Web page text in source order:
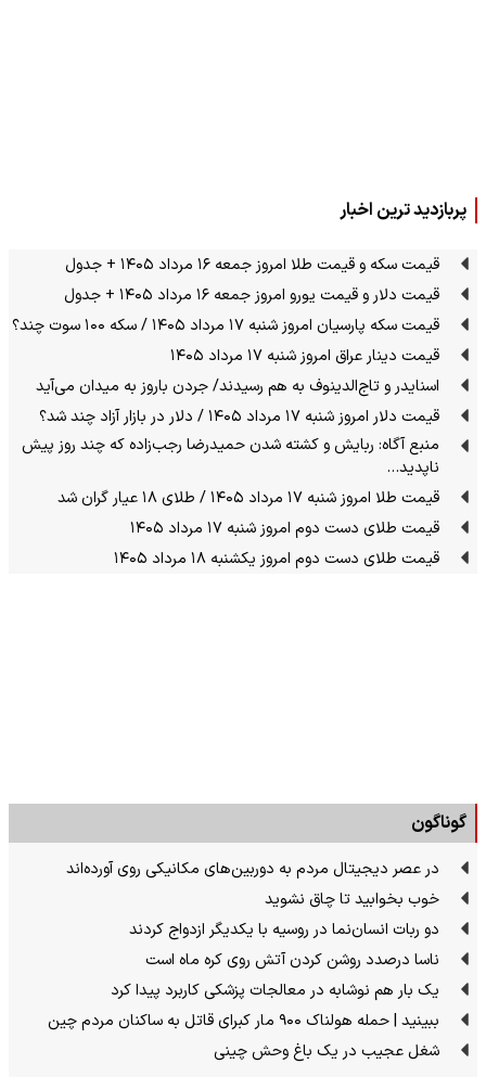
پربازدید ترین اخبار
قیمت سکه و قیمت طلا امروز جمعه ۱۶ مرداد ۱۴۰۵ + جدول
قیمت دلار و قیمت یورو امروز جمعه ۱۶ مرداد ۱۴۰۵ + جدول
قیمت سکه پارسیان امروز شنبه ۱۷ مرداد ۱۴۰۵ / سکه ۱۰۰ سوت چند؟
قیمت دینار عراق امروز شنبه ۱۷ مرداد ۱۴۰۵
اسنایدر و تاج‌الدینوف به هم رسیدند/ جردن باروز به میدان می‌آید
قیمت دلار امروز شنبه ۱۷ مرداد ۱۴۰۵ / دلار در بازار آزاد چند شد؟
منبع آگاه: ربایش و کشته شدن حمیدرضا رجب‌زاده که چند روز پیش
ناپدید…
قیمت طلا امروز شنبه ۱۷ مرداد ۱۴۰۵ / طلای ۱۸ عیار گران شد
قیمت طلای دست دوم امروز شنبه ۱۷ مرداد ۱۴۰۵
قیمت طلای دست دوم امروز یکشنبه ۱۸ مرداد ۱۴۰۵
گوناگون
در عصر دیجیتال مردم به دوربین‌های مکانیکی روی آورده‌اند
خوب بخوابید تا چاق نشوید
دو ربات انسان‌نما در روسیه با یکدیگر ازدواج کردند
ناسا درصدد روشن کردن آتش روی کره ماه است
یک بار هم نوشابه در معالجات پزشکی کاربرد پیدا کرد
ببینید | حمله هولناک ۹۰۰ مار کبرای قاتل به ساکنان مردم چین
شغل عجیب در یک باغ وحش چینی